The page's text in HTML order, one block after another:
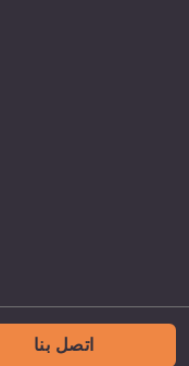
اتصل بنا